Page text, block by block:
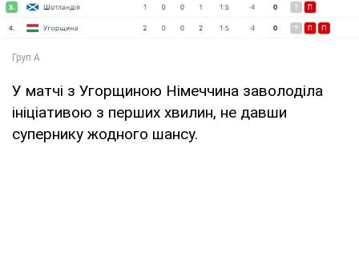
У матчі з Угорщиною Німеччина заволоділа
ініціативою з перших хвилин, не давши
супернику жодного шансу.